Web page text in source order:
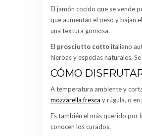
El jamón cocido que se vende
que aumentan el peso y bajan
una textura gomosa.
El prosciutto cottoitaliano
hierbas y especias naturales.
CÓMO
A temperatura ambiente y
mozzarella fresca y rúgula, o en
Es también el más querido por
conocen los curados.